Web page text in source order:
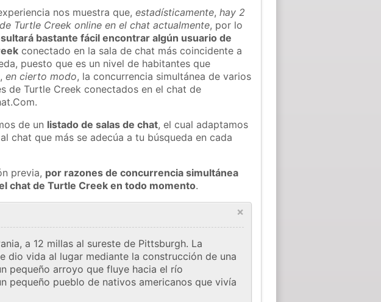
nos muestra que,estadísticamente,hay 2
Turtle Creek online en el chat actualmente, por lo
bastante fácil encontrar algún usuario de
conectado en la sala de chat más coincidente a
puesto que es un nivel de habitantes que
en cierto modo, la concurrencia simultánea de varios
de Turtle Creek conectados en el chat de
de un listado de salas de chat, el cual adaptamos
chat que más se adecúa a tu búsqueda en cada
previa, por razones de concurrencia simultánea
chat de Turtle Creek en todo momento.
×
a 12 millas al sureste de Pittsburgh. La
dio vida al lugar mediante la construcción de una
pequeño arroyo que fluye hacia el río
pequeño pueblo de nativos americanos que vivía